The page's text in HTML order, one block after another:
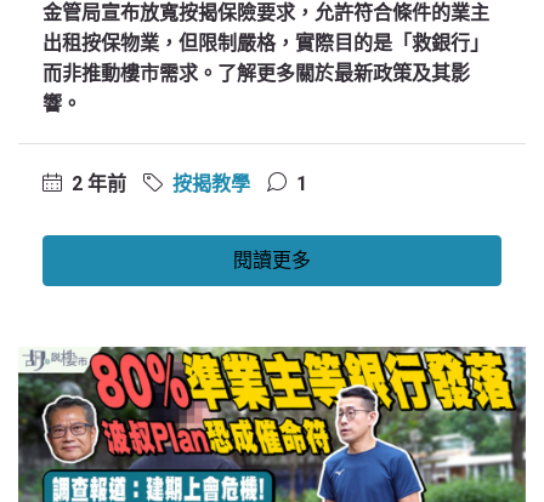
金管局宣布放寬按揭保險要求，允許符合條件的業主
出租按保物業，但限制嚴格，實際目的是「救銀行」
而非推動樓市需求。了解更多關於最新政策及其影
響。
2 年前 按揭教學 1
閱讀更多